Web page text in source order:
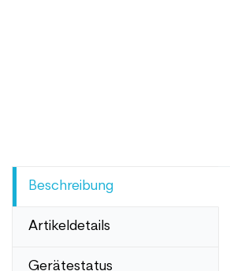
Beschreibung
Artikeldetails
Gerätestatus